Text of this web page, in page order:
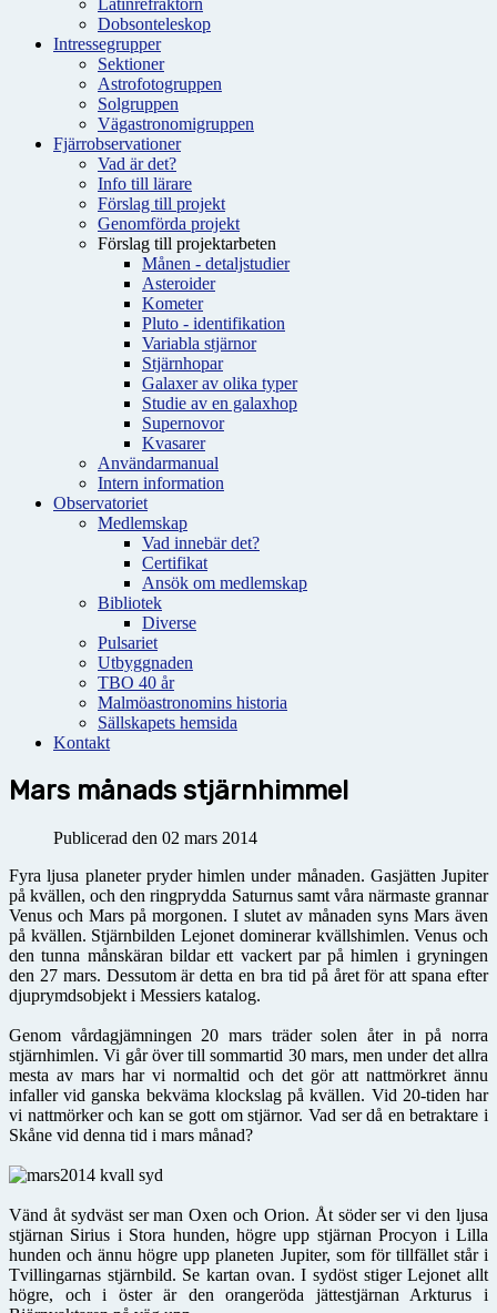
Latinrefraktorn
Dobsonteleskop
Intressegrupper
Sektioner
Astrofotogruppen
Solgruppen
Vägastronomigruppen
Fjärrobservationer
Vad är det?
Info till lärare
Förslag till projekt
Genomförda projekt
Förslag till projektarbeten
Månen - detaljstudier
Asteroider
Kometer
Pluto - identifikation
Variabla stjärnor
Stjärnhopar
Galaxer av olika typer
Studie av en galaxhop
Supernovor
Kvasarer
Användarmanual
Intern information
Observatoriet
Medlemskap
Vad innebär det?
Certifikat
Ansök om medlemskap
Bibliotek
Diverse
Pulsariet
Utbyggnaden
TBO 40 år
Malmöastronomins historia
Sällskapets hemsida
Kontakt
Mars månads stjärnhimmel
Publicerad den 02 mars 2014
Fyra ljusa planeter pryder himlen under månaden. Gasjätten Jupiter
på kvällen, och den ringprydda Saturnus samt våra närmaste grannar
Venus och Mars på morgonen. I slutet av månaden syns Mars även
på kvällen. Stjärnbilden Lejonet dominerar kvällshimlen. Venus och
den tunna månskäran bildar ett vackert par på himlen i gryningen
den 27 mars. Dessutom är detta en bra tid på året för att spana efter
djuprymdsobjekt i Messiers katalog.
Genom vårdagjämningen 20 mars träder solen åter in på norra
stjärnhimlen. Vi går över till sommartid 30 mars, men under det allra
mesta av mars har vi normaltid och det gör att nattmörkret ännu
infaller vid ganska bekväma klockslag på kvällen. Vid 20-tiden har
vi nattmörker och kan se gott om stjärnor. Vad ser då en betraktare i
Skåne vid denna tid i mars månad?
Vänd åt sydväst ser man Oxen och Orion. Åt söder ser vi den ljusa
stjärnan Sirius i Stora hunden, högre upp stjärnan Procyon i Lilla
hunden och ännu högre upp planeten Jupiter, som för tillfället står i
Tvillingarnas stjärnbild. Se kartan ovan. I sydöst stiger Lejonet allt
högre, och i öster är den orangeröda jättestjärnan Arkturus i